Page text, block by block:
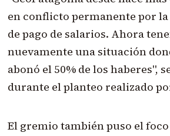
en conflicto permanente por
de pago de salarios. Ahora
nuevamente una situación
abonó el 50% de los haberes",
durante el planteo realizado
El gremio también puso el